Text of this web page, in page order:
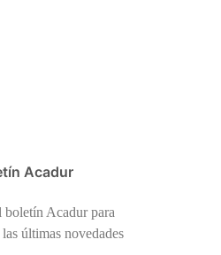
Acadur
boletín Acadur para
últimas novedades